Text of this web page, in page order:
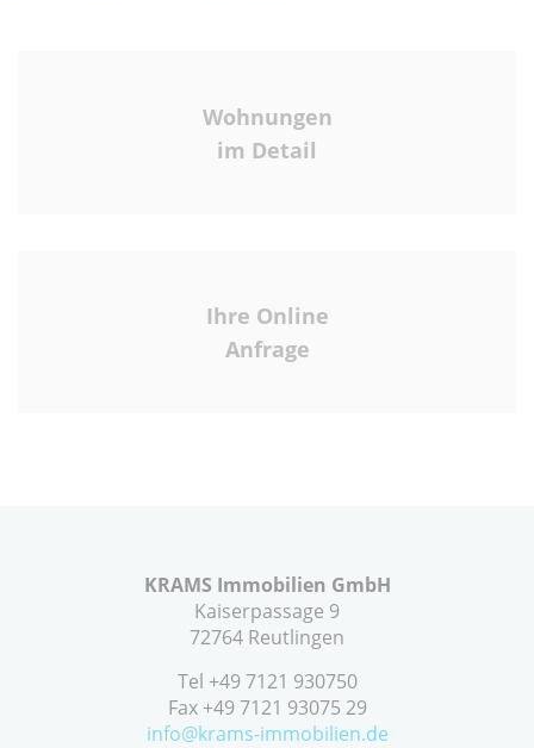
Wohnungen
im Detail
Ihre Online
Anfrage
KRAMS Immobilien GmbH
Kaiserpassage 9
72764 Reutlingen
Tel +49 7121 930750
Fax +49 7121 93075 29
info@krams-immobilien.de